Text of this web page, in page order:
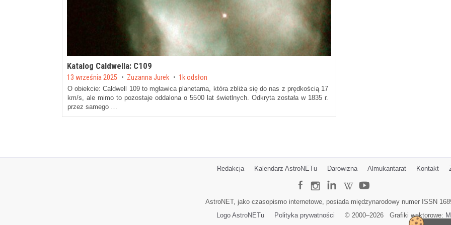
Katalog Caldwella: C109
Posted on
13 września 2025 by Zuzanna Jurek 1k odsłon
O obiekcie: Caldwell 109 to mgławica planetarna, która zbliża się do nas z prędkością 17
km/s, ale mimo to pozostaje oddalona o 5500 lat świetlnych. Odkryta została w 1835 r.
przez samego …
Redakcja Kalendarz AstroNETu Darowizna Almukantarat Kontakt
AstroNET, jako czasopismo internetowe, posiada międzynarodowy numer ISSN
Logo AstroNETu
Polityka prywatności © 2000–2026 Grafiki wektorowe: